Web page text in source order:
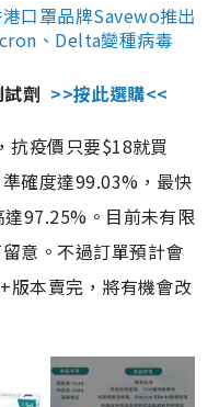
口罩品牌Savewo推出
、Delta變種病毒
劑 >>按此選購<<
抗疫價只要$18就買
確度達99.03%，最快
97.25%。目前未有限
意。不過訂單預計會
版本賣完，將有機會改